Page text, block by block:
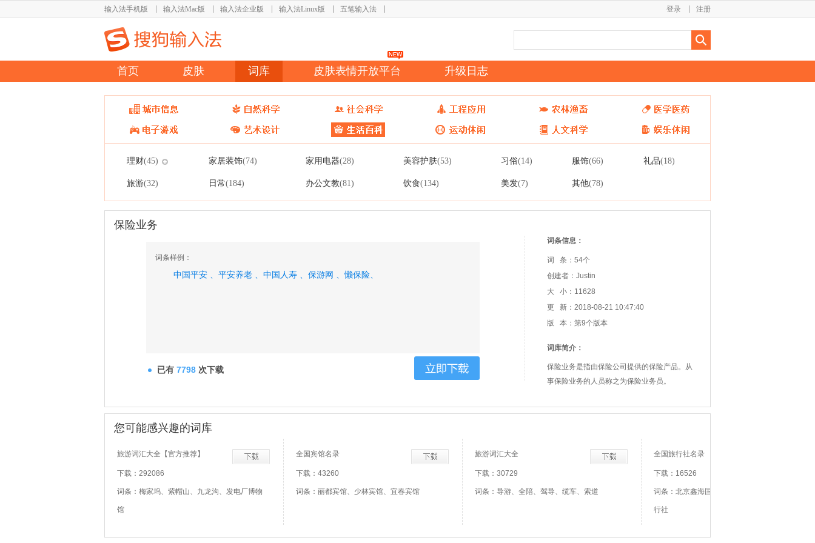
输入法手机版 输入法Mac版 输入法企业版 输入法Linux版 五笔输入法 注册
登录
首页 皮肤 词库 皮肤表情开放平台 升级日志
理财(45) 家居装饰(74) 家用电器(28) 美容护肤(53) 习俗(14) 服饰(66) 礼品(18)
旅游(32) 日常(184) 办公文教(81) 饮食(134) 美发(7) 其他(78)
保险业务
词条样例：
中国平安 、 平安养老 、 中国人寿 、 保游网 、懒保险、
已有 7798 次下载
词条信息：
词 条：54个
创建者：Justin
大 小：11628
更 新：2018-08-21 10:47:40
版 本：第9个版本
词库简介：
保险业务是指由保险公司提供的保险产品。从
事保险业务的人员称之为保险业务员。
您可能感兴趣的词库
旅游词汇大全【官方推荐】
下载：292086
词条：梅家坞、紫帽山、九龙沟、发电厂博物
馆
全国宾馆名录
下载：43260
词条：丽都宾馆、少林宾馆、宜春宾馆
旅游词汇大全
下载：30729
词条：导游、全陪、驾导、缆车、索道
全国旅行社名录
下载：16526
词条：北京鑫海国际旅行社、海南高速公路旅
行社